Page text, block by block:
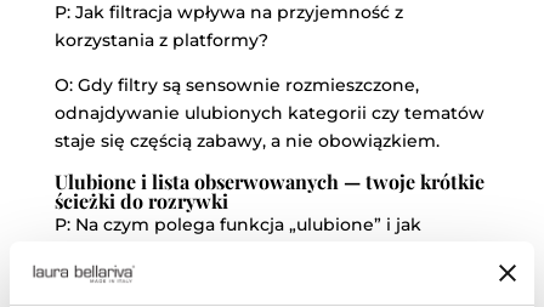
P: Jak filtracja wpływa na przyjemność z
korzystania z platformy?
O: Gdy filtry są sensownie rozmieszczone,
odnajdywanie ulubionych kategorii czy tematów
staje się częścią zabawy, a nie obowiązkiem.
Ulubione i lista obserwowanych — twoje krótkie
ścieżki do rozrywki
P: Na czym polega funkcja „ulubione” i jak